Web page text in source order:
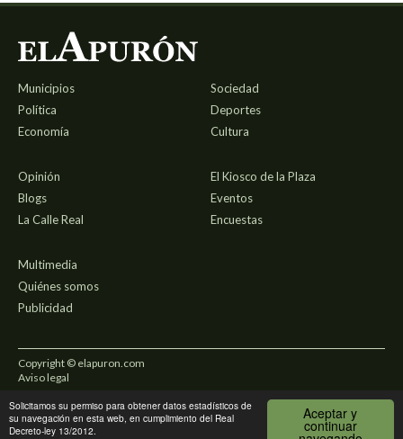
Aceptar y
continuar
Solicitamos su permiso para obtener datos estadísticos de
su navegación en esta web, en cumplimiento del Real
Decreto-ley 13/2012.
Municipios
Política
Economía
Sociedad
Deportes
Cultura
Opinión
Blogs
La Calle Real
El Kiosco de la Plaza
Eventos
Encuestas
Multimedia
Quiénes somos
Publicidad
Copyright © elapuron.com
Aviso legal
Política de privacidad